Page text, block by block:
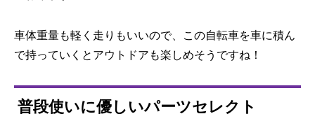
車体重量も軽く走りもいいので、この自転車を車に積ん
で持っていくとアウトドアも楽しめそうですね！
普段使いに優しいパーツセレクト